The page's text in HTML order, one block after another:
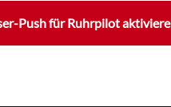
Push für Ruhrpilot